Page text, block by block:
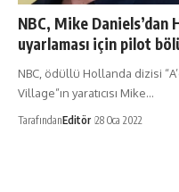
NBC, Mike Daniels’dan
uyarlaması için pilot
NBC, ödüllü Hollanda dizisi
Village”ın yaratıcısı Mike…
TarafındanEditör 28 Oca 2022